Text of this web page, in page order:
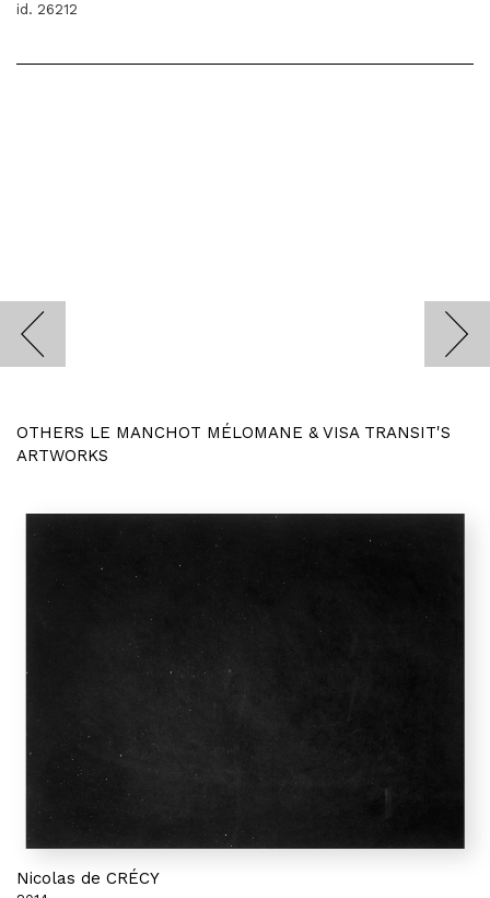
id. 26212
OTHERS LE MANCHOT MÉLOMANE & VISA TRANSIT'S
ARTWORKS
Nicolas de CRÉCY